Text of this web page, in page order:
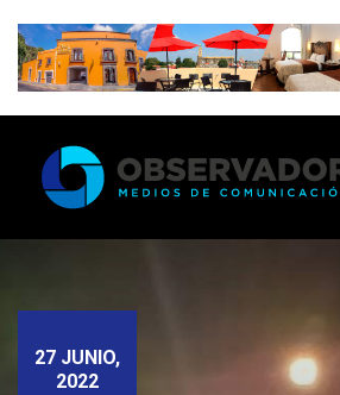
27 JUNIO,
2022